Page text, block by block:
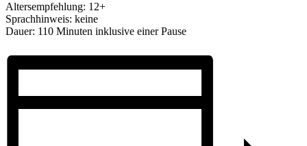
Altersempfehlung: 12+
Sprachhinweis: keine
Dauer: 110 Minuten inklusive einer Pause